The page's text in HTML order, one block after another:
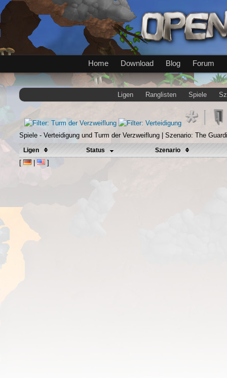
Home Download Blog Forum
Ligen Ranglisten Spiele
Spiele - Verteidigung und Turm der Verzweiflung | Szenario: The
Ligen Status Szenario
[ | ]